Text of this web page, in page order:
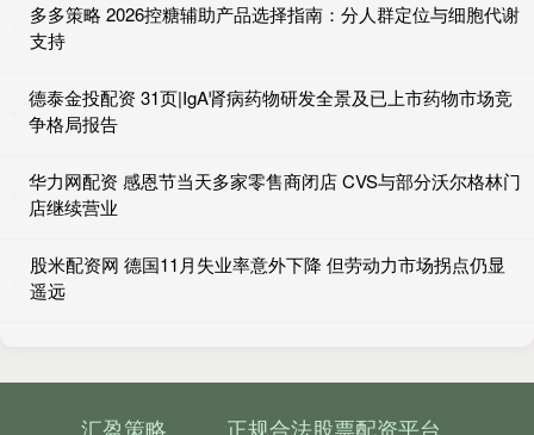
多多策略 2026控糖辅助产品选择指南：分人群定位与细胞代谢
支持
德泰金投配资 31页|IgA肾病药物研发全景及已上市药物市场竞
争格局报告
华力网配资 感恩节当天多家零售商闭店 CVS与部分沃尔格林门
店继续营业
股米配资网 德国11月失业率意外下降 但劳动力市场拐点仍显
遥远
汇盈策略 正规合法股票配资平台